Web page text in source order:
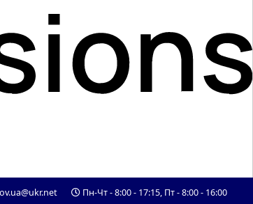
Пн-Чт - 8:00 - 17:15, Пт - 8:00 - 16:00